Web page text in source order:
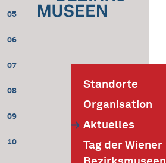
05
06
07
08
09
10
Standorte
Organisation
Aktuelles
Tag der Wiener